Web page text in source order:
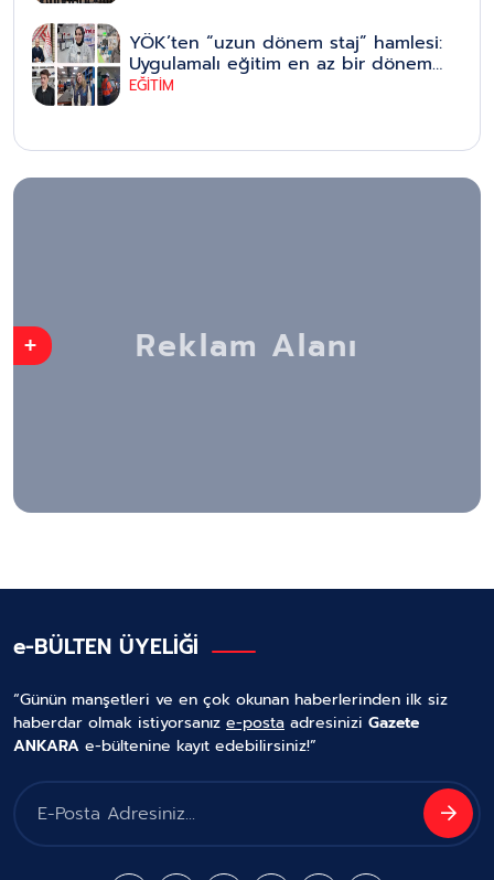
YÖK’ten “uzun dönem staj” hamlesi:
Uygulamalı eğitim en az bir dönem
olacak, pilot illerle başlayıp tüm
EĞİTİM
+
e-BÜLTEN ÜYELİĞİ
“Günün manşetleri ve en çok okunan haberlerinden ilk siz
haberdar olmak istiyorsanız e-posta adresinizi Gazete
ANKARA e-bültenine kayıt edebilirsiniz!”